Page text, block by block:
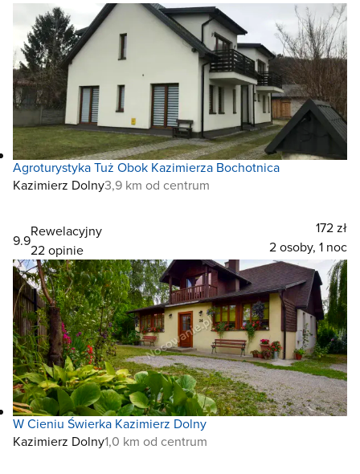
Agroturystyka Tuż Obok Kazimierza Bochotnica
Kazimierz Dolny3,9 km od centrum
9.9
Rewelacyjny
22 opinie
172 zł
2 osoby, 1 noc
W Cieniu Świerka Kazimierz Dolny
Kazimierz Dolny1,0 km od centrum